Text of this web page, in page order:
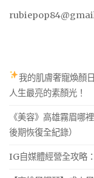
我的肌膚奢寵煥顏
人生最亮的素顏光！
《美容》高雄霧眉哪
後期恢復全紀錄）
IG自媒體經營全攻略